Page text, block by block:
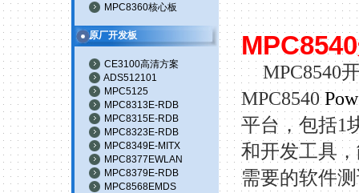
MPC8360核心板
原厂开发板
CE3100高清方案
ADS512101
MPC5125
MPC8313E-RDB
MPC8315E-RDB
MPC8323E-RDB
MPC8349E-MITX
MPC8377EWLAN
MPC8379E-RDB
MPC8568EMDS
MPC8540
MPC8540
MPC8540
平台，包括1
和开发工具
需要的软件